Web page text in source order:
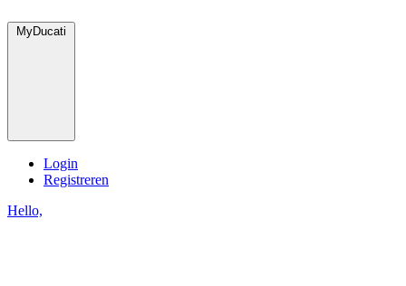
MyDucati
Login
Registreren
Hello,